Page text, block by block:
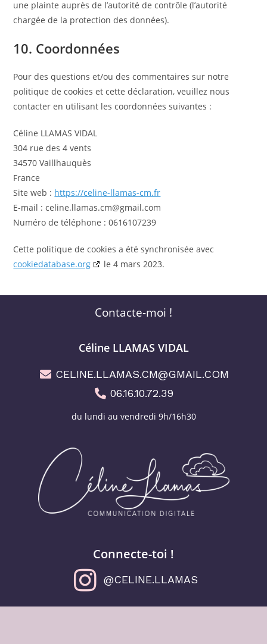
une plainte auprès de l’autorité de contrôle (l’autorité
chargée de la protection des données).
10. Coordonnées
Pour des questions et/ou des commentaires sur notre
politique de cookies et cette déclaration, veuillez nous
contacter en utilisant les coordonnées suivantes :
Céline LLAMAS VIDAL
304 rue des 4 vents
34570 Vaillhauquès
France
Site web : https://celine-llamas-cm.fr
E-mail :celine.llamas.cm@gmail.com
Numéro de téléphone : 0616107239
Cette politique de cookies a été synchronisée avec
cookiedatabase.org
le 4 mars 2023.
Contacte-moi !
Céline LLAMAS VIDAL
CELINE.LLAMAS.CM@GMAIL.COM
06.16.10.72.39
du lundi au vendredi 9h/16h30
Connecte-toi !
@CELINE.LLAMAS